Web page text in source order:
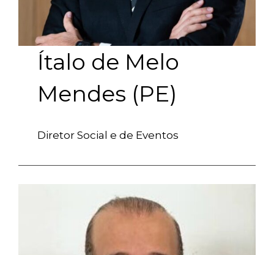
Ítalo de Melo
Mendes (PE)
Diretor Social e de Eventos